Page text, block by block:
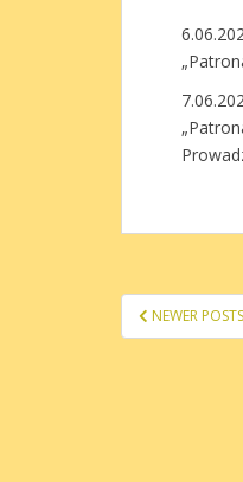
NEWER POSTS